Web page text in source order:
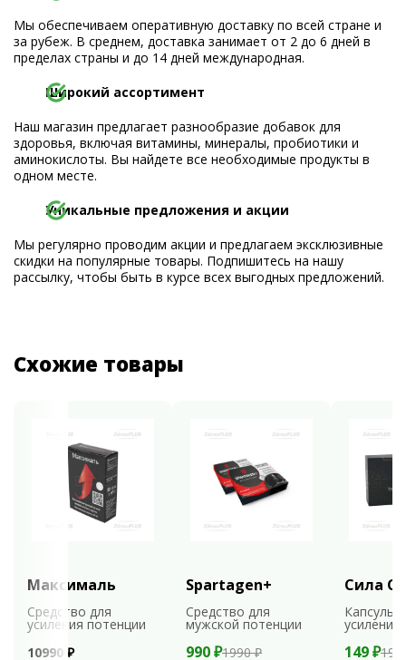
Мы обеспечиваем оперативную доставку по всей стране и
за рубеж. В среднем, доставка занимает от 2 до 6 дней в
пределах страны и до 14 дней международная.
Широкий ассортимент
Наш магазин предлагает разнообразие добавок для
здоровья, включая витамины, минералы, пробиотики и
аминокислоты. Вы найдете все необходимые продукты в
одном месте.
Уникальные предложения и акции
Мы регулярно проводим акции и предлагаем эксклюзивные
скидки на популярные товары. Подпишитесь на нашу
рассылку, чтобы быть в курсе всех выгодных предложений.
Схожие товары
Максималь
Средство для
усиления потенции
10990 ₽
Spartagen+
Средство для
мужской потенции
990 ₽1990 ₽
Сила
Капсулы
усиления
149 ₽